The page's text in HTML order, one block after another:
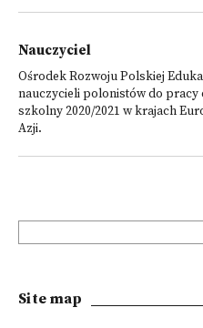
Nauczyciel
Ośrodek Rozwoju Polskiej
nauczycieli polonistów do pracy
szkolny 2020/2021 w krajach
Azji.
Site map